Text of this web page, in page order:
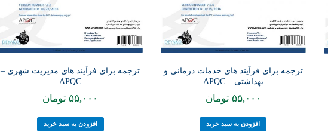
ترجمه برای فرآیند های خدمات درمانی و
بهداشتی – APQC
۵۵,۰۰۰ تومان
افزودن به سبد خرید
ترجمه برای فرآیند های مدیریت شهری –
APQC
۵۵,۰۰۰ تومان
افزودن به سبد خرید